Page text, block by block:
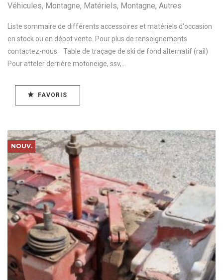
Véhicules, Montagne, Matériels, Montagne, Autres
Liste sommaire de différents accessoires et matériels d'occasion
en stock ou en dépot vente. Pour plus de renseignements
contactez-nous. Table de traçage de ski de fond alternatif (rail)
Pour atteler derrière motoneige, ssv,...
FAVORIS
NOUV.